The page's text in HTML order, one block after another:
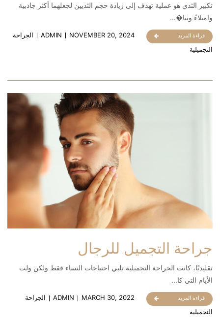
تكبير الثدي هو عملية تهدف إلى زيادة حجم الثديين لجعلهما أكثر جاذبية
وامتلاءً وتنا�...
قراءة المزيد ADMIN NOVEMBER 20, 2024
الجراحة
التجميلية
جراحة التجميل للرجال
تقليديًا، كانت الجراحة التجميلية تلبي احتياجات النساء فقط ولكن ولت
الأيام التي كا...
قراءة المزيد ADMIN MARCH 30, 2022
الجراحة
التجميلية